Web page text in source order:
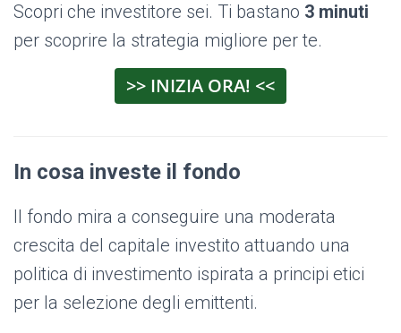
Scopri che investitore sei. Ti bastano 3 minuti
per scoprire la strategia migliore per te.
>> INIZIA ORA! <<
In cosa investe il fondo
Il fondo mira a conseguire una moderata
crescita del capitale investito attuando una
politica di investimento ispirata a principi etici
per la selezione degli emittenti.